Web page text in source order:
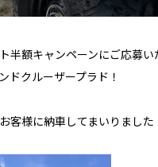
半額キャンペーンにご応募
ドクルーザープラド！
客様に納車してまいりました